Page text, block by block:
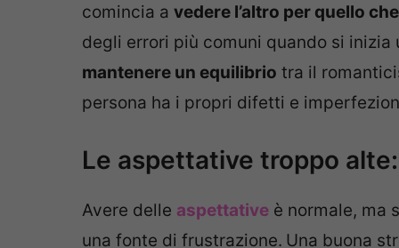
comincia a vedere l’altro per quello
degli errori più comuni quando si
mantenere un equilibrio tra il
persona ha i propri difetti e
Le aspettative troppo
Avere delle aspettative è normale, ma
una fonte di frustrazione. Una buona